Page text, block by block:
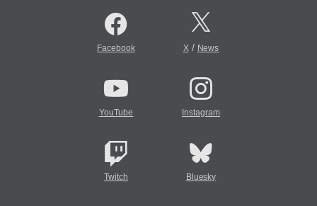
Facebook X/ News
YouTube Instagram
Twitch Bluesky